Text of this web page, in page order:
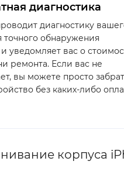
диагностика
диагностику
точного обнаружения
уведомляет вас о
ремонта. Если вас не
вы можете просто
без каких-либо
корпуса